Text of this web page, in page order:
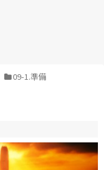
09-1.準備